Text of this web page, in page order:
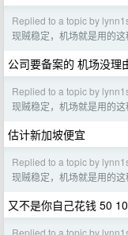
Replied to a topic by
现贼稳定，机场就是用的这
公司要备案的 机场没理
Replied to a topic by
现贼稳定，机场就是用的这
估计新加坡便宜
Replied to a topic by
现贼稳定，机场就是用的这
又不是你自己花钱 50
Replied to a topic by